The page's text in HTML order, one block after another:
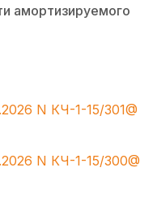
амортизируемого
N КЧ-1-15/301@
N КЧ-1-15/300@